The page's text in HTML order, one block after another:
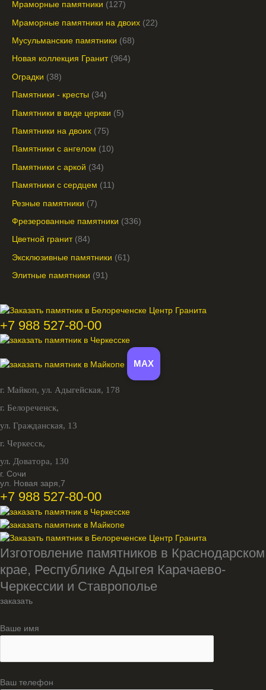
Мраморные памятники 127
Мраморные памятники на двоих 22
Мусульманские памятники 68
Новая коллекция Гранит 964
Оградки 38
Памятники - кресты 34
Памятники в виде церкви 5
Памятники на двоих 75
Памятники с ангелом 10
Памятники с аркой 34
Памятники с сердцем 11
Резные памятники 7
Фрезерованные памятники 336
Цветной гранит 84
Эксклюзивные памятники 61
Элитные памятники 91
+7 988 527-80-00
MAX
г. Майкоп, ул. Адыгейская, 178
г. Белореченск,
ул. Гражданская, 13
г. Черкесск,
ул. Доватора, 130
г. Сочи
ул. Новая заря,7
+7 988 527-80-00
Изготовление памятников в Краснодарском
крае, Республике Адыгея Карачаево-
Черкессии и Ставрополье
заказать
Ваше имя
Ваш телефон